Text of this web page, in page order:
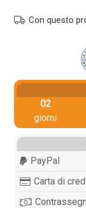
quantità
Con questo
02
giorni
PayPal
Carta di